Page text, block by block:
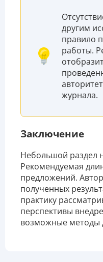
другим
правило
работы.
журнала.
Заключение
Небольшой раздел
Рекомендуемая
предложений.
полученных
практику
перспективы
возможные методы